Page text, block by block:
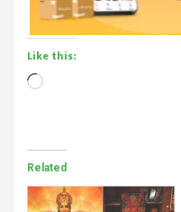
Like this:
Loading…
Related